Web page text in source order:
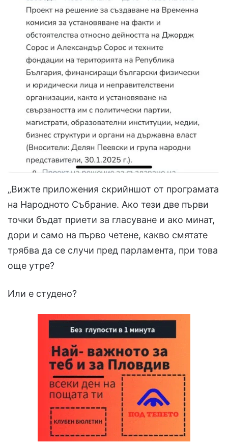
„Вижте приложения скрийншот от програмата
на Народното Събрание. Ако тези две първи
точки бъдат приети за гласуване и ако минат,
дори и само на първо четене, какво смятате
трябва да се случи пред парламента, при това
още утре?
Или е студено?